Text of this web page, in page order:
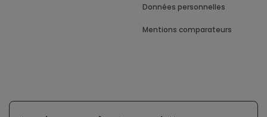
Données personnelles
Mentions comparateurs